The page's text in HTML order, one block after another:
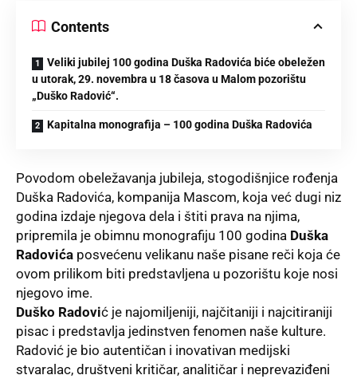
Contents
Veliki jubilej 100 godina Duška Radovića biće obeležen
u utorak, 29. novembra u 18 časova u Malom pozorištu
„Duško Radović“.
Kapitalna monografija – 100 godina Duška Radovića
Povodom obeležavanja jubileja, stogodišnjice rođenja
Duška Radovića, kompanija Mascom, koja već dugi niz
godina izdaje njegova dela i štiti prava na njima,
pripremila je obimnu monografiju 100 godina Duška
Radovića posvećenu velikanu naše pisane reči koja će
ovom prilikom biti predstavljena u pozorištu koje nosi
njegovo ime.
Duško Radović je najomiljeniji, najčitaniji i najcitiraniji
pisac i predstavlja jedinstven fenomen naše kulture.
Radović je bio autentičan i inovativan medijski
stvaralac, društveni kritičar, analitičar i neprevaziđeni